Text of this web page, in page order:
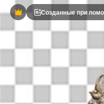
ПремиумСозданные при